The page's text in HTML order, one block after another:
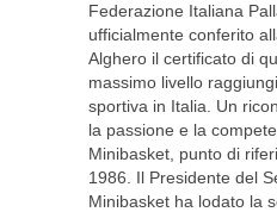
Federazione Italiana
ufficialmente conferito
Alghero il certificato di
massimo livello
sportiva in Italia. Un
la passione e la
Minibasket, punto di
1986. Il Presidente del
Minibasket ha lodato la